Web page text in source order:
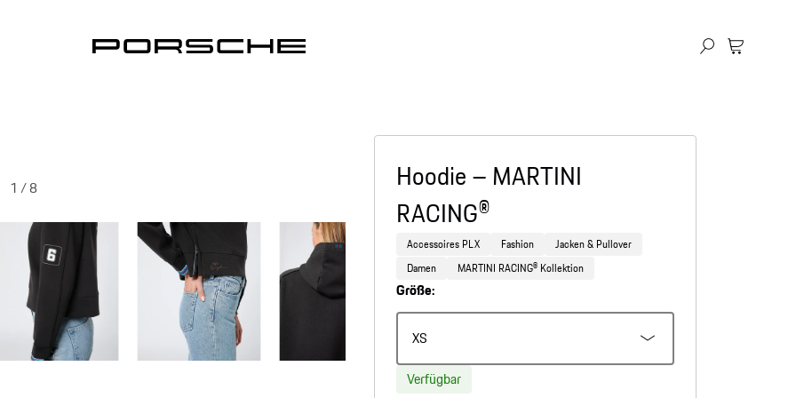
1 /8
Hoodie – MARTINI
RACING®
Accessoires PLX Fashion
Jacken & Pullover
Damen
MARTINI RACING® Kollektion
Größe:
XS
Verfügbar